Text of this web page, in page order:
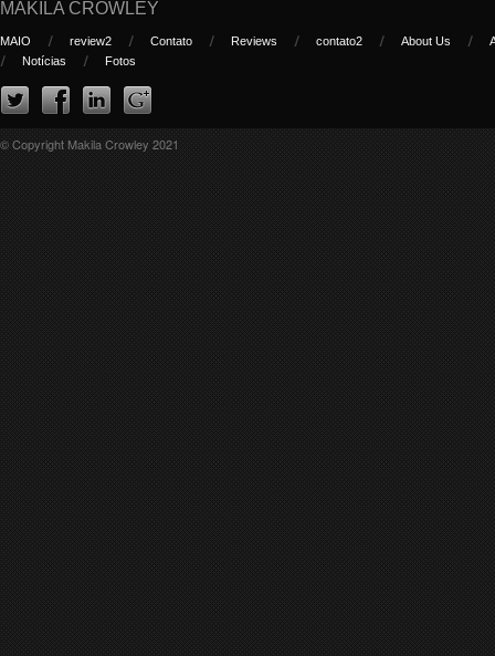
MAKILA CROWLEY
MAIO review2 Contato Reviews contato2 About Us
Notícias
Fotos
© Copyright Makila Crowley 2021